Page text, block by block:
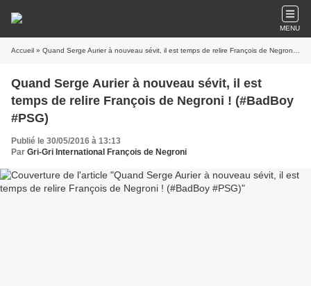
MENU
Accueil » Quand Serge Aurier à nouveau sévit, il est temps de relire François de Negroni ! (#BadBoy #PSG)
Quand Serge Aurier à nouveau sévit, il est
temps de relire François de Negroni ! (#BadBoy
#PSG)
Publié le 30/05/2016 à 13:13
Par Gri-Gri International François de Negroni